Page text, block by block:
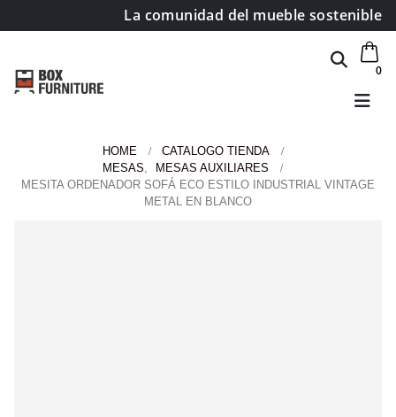
La comunidad del mueble sostenible
0
HOME
CATALOGO TIENDA
MESAS,
MESAS AUXILIARES
MESITA ORDENADOR SOFÁ ECO ESTILO INDUSTRIAL VINTAGE
METAL EN BLANCO